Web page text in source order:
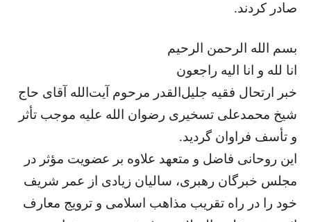
صادر کردند.
بسم الله الرحمن الرحیم
انا لله و انا الیه راجعون
خبر ارتحال فقیه جلیل‌القدر مرحوم آیت‌الله آقای حاج
شیخ محمدعلی تسخیری رضوان الله علیه موجب تأثر
و تأسف فراوان گردید.
این روحانی فاضل و متعهد علاوه بر عضویت مؤثر در
مجلس خبرگان رهبری، سالیان زیادی از عمر شریف
خود را در راه تقریب مذاهب اسلامی و ترویج معارف